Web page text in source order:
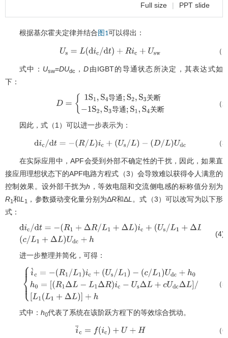
Full size | PPT slide
根据基尔霍夫定律并结合 图1可以得出：
U s=L(dic /dt)+ Ri c+Usw （
式中： Usw=DUdc ，D由IGBT的导通状态所决定，其表达式如
下：
导通 关断
导通 关断
D 1 S1 S4 导通;S2 3关断
（
因此，式（1）可以进一步表示为：
dic /dt =−(R/L)ic+(Us/ L)−(D/L) Ud c （
在实际应用中，APF会受到外部不确定性的干扰，因此，如果直
接应用理想状态下的APF电路方程式（3）会导致难以获得令人满意的
控制效果。设外部干扰为h ，等效电阻和交流侧电感的标称值分别为
R1和L 1 ，参数摄动变化量分别为ΔR和ΔL 。式（3）可以改写为以下形
式：
d d =− (R1+ R L1 (4)
进一步整理并简化，可得：
i˙c=−(R1 /L1)ic+(Us/L1 )− (c/L1)U dc +h0h0=
[(R1ΔL −L 1ΔR)i c−Us
（
式中： h0代表了系统在该阶跃方程下的等效综合扰动。
i¨ c=f(ic +U+H （